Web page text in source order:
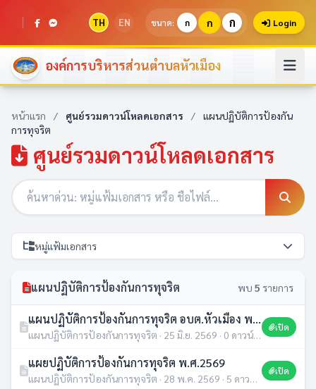
TH EN ขนาด: ก ก ก Login
องค์การบริหารส่วนตำบลหัวเมือง
หน้าแรก / ศูนย์รวมดาวน์โหลดเอกสาร /
แผนปฏิบัติการป้องกัน
การทุจริต
ศูนย์รวมดาวน์โหลดเอกสาร
หมู่แฟ้มเอกสาร
แผนปฏิบัติการป้องกันการทุจริต พบ 5 รายการ
แผนปฏิบัติการป้องกันการทุจริต อบต.หัวเมือง พ.ศ. 2569
แผนปฏิบัติการป้องกันการทุจริต · 25 มิ.ย. 2569 · 0 ดาวน์โหลด
เปิด
แผยปฏิบัติการป้องกันการทุจริต พ.ศ.2569
แผนปฏิบัติการป้องกันการทุจริต · 28 พ.ค. 2569 · 5 ดาวน์โหลด
เปิด